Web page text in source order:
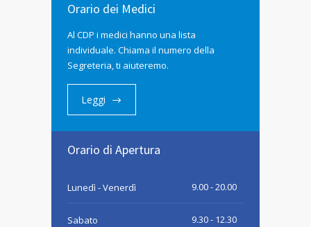
Orario dei Medici
Al CDP i medici hanno una lista
individuale. Chiama il numero della
Segreteria, ti aiuteremo.
Leggi
Orario di Apertura
Lunedì - Venerdì 9.00 - 20.00
Sabato 9.30 - 12.30